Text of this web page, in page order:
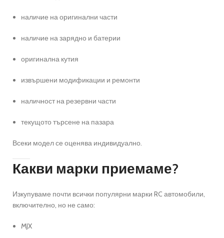
наличие на оригинални части
наличие на зарядно и батерии
оригинална кутия
извършени модификации и ремонти
наличност на резервни части
текущото търсене на пазара
Всеки модел се оценява индивидуално.
Какви марки приемаме?
Изкупуваме почти всички популярни марки RC автомобили,
включително, но не само:
MJX